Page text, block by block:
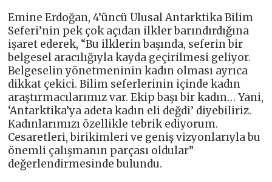
Emine Erdoğan, 4’üncü Ulusal Antarktika Bilim
Seferi’nin pek çok açıdan ilkler barındırdığına
işaret ederek, “Bu ilklerin başında, seferin bir
belgesel aracılığıyla kayda geçirilmesi geliyor.
Belgeselin yönetmeninin kadın olması ayrıca
dikkat çekici. Bilim seferlerinin içinde kadın
araştırmacılarımız var. Ekip başı bir kadın… Yani,
‘Antarktika’ya adeta kadın eli değdi’ diyebiliriz.
Kadınlarımızı özellikle tebrik ediyorum.
Cesaretleri, birikimleri ve geniş vizyonlarıyla bu
önemli çalışmanın parçası oldular”
değerlendirmesinde bulundu.